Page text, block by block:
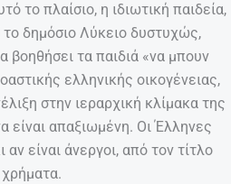
το πλαίσιο, η ιδιωτική παιδεία,
το δημόσιο Λύκειο δυστυχώς,
βοηθήσει τα παιδιά «να μπουν
ελληνικής οικογένειας,
στην ιεραρχική κλίμακα της
είναι απαξιωμένη. Οι Έλληνες
είναι άνεργοι, από τον τίτλο